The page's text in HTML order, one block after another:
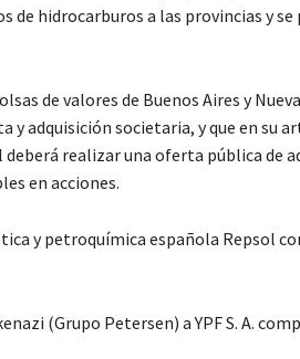
hidrocarburos a las provincias y
de valores de Buenos Aires y
adquisición societaria, y que en su
realizar una oferta pública de
en acciones.
y petroquímica española Repsol
(Grupo Petersen) a YPF S. A.